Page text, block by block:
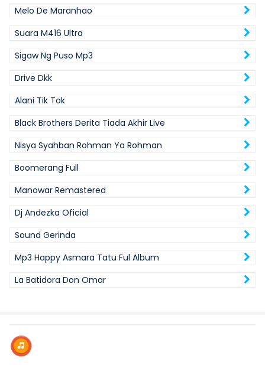
Melo De Maranhao
Suara M416 Ultra
Sigaw Ng Puso Mp3
Drive Dkk
Alani Tik Tok
Black Brothers Derita Tiada Akhir Live
Nisya Syahban Rohman Ya Rohman
Boomerang Full
Manowar Remastered
Dj Andezka Oficial
Sound Gerinda
Mp3 Happy Asmara Tatu Ful Album
La Batidora Don Omar